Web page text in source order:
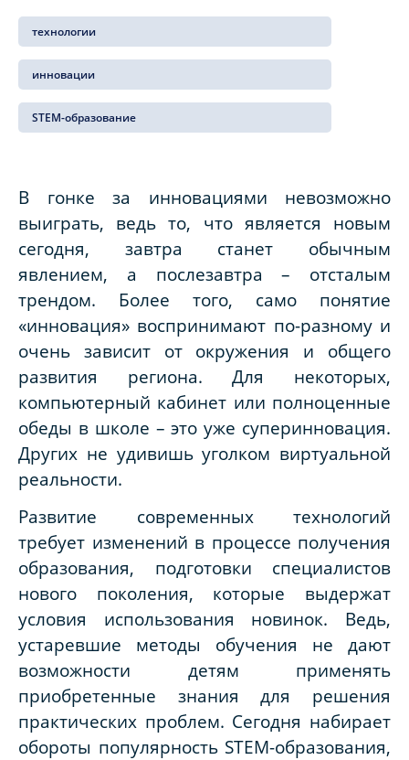
технологии
инновации
STEM-образование
В гонке за инновациями невозможно
выиграть, ведь то, что является новым
сегодня, завтра станет обычным
явлением, а послезавтра – отсталым
трендом. Более того, само понятие
«инновация» воспринимают по-разному и
очень зависит от окружения и общего
развития региона. Для некоторых,
компьютерный кабинет или полноценные
обеды в школе – это уже суперинновация.
Других не удивишь уголком виртуальной
реальности.
Развитие современных технологий
требует изменений в процессе получения
образования, подготовки специалистов
нового поколения, которые выдержат
условия использования новинок. Ведь,
устаревшие методы обучения не дают
возможности детям применять
приобретенные знания для решения
практических проблем. Сегодня набирает
обороты популярность STEM-образования,